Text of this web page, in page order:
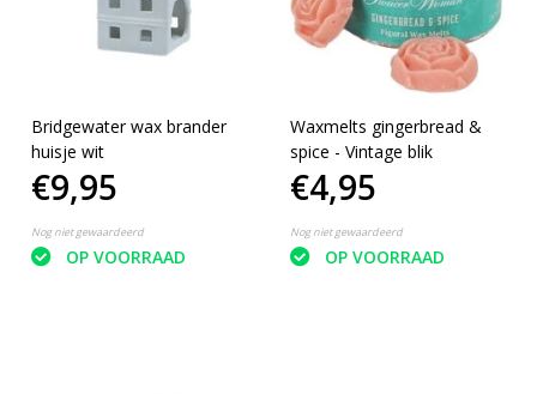
Bridgewater wax brander
huisje wit
€9,95
Nog niet gewaardeerd
OP VOORRAAD
Waxmelts gingerbread &
spice - Vintage blik
€4,95
Nog niet gewaardeerd
OP VOORRAAD